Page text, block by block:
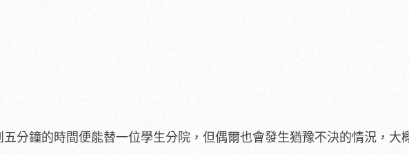
分鐘的時間便能替一位學生分院，但偶爾也會發生猶豫不決的情況，大